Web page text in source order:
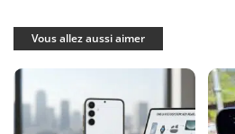
Vous allez aussi aimer